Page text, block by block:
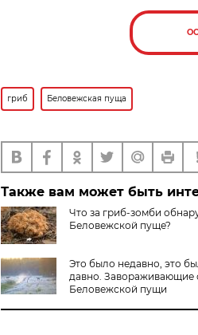
гриб Беловежская пуща
Также вам может быть
Что за гриб-зомби
Беловежской пуще?
Это было недавно, это
давно. Завораживающие
Беловежской пущи